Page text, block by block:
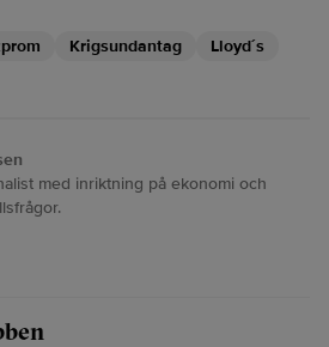
Krigsundantag
Lloyd´s
med inriktning på ekonomi och